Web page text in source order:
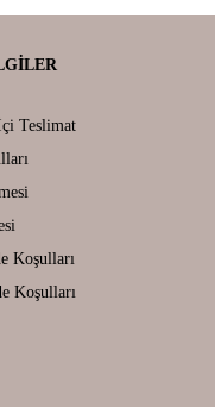
Teslimat
Koşulları
Koşulları